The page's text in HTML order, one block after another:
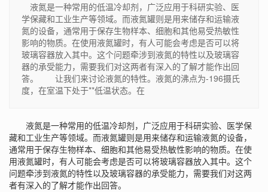
液氮是一种常用的低温冷却剂，广泛应用于科研实验、医
学保藏和工业生产等领域。而液氮罐则是用来储存和运输液
氮的设备，通常用于保存生物样本、细胞和其他易受热敏性
影响的物质。在使用液氮罐时，有人可能会考虑是否可以将
玻璃容器放入其中。这个问题牵涉到液氮的特性以及玻璃容
器的承受能力，需要我们对这两者有深入的了解才能作出回
答。 让我们来讨论液氮的特性。液氮的沸点为-196摄氏
度，在室温下处于**低温状态。在
液氮是一种常用的低温冷却剂，广泛应用于科研实验、医学保
藏和工业生产等领域。而液氮罐则是用来储存和运输液氮的设备，
通常用于保存生物样本、细胞和其他易受热敏性影响的物质。在使
用液氮罐时，有人可能会考虑是否可以将玻璃容器放入其中。这个
问题牵涉到液氮的特性以及玻璃容器的承受能力，需要我们对这两
者有深入的了解才能作出回答。